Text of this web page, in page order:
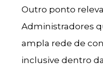
Outro ponto
Administradores
ampla rede de
inclusive dentro